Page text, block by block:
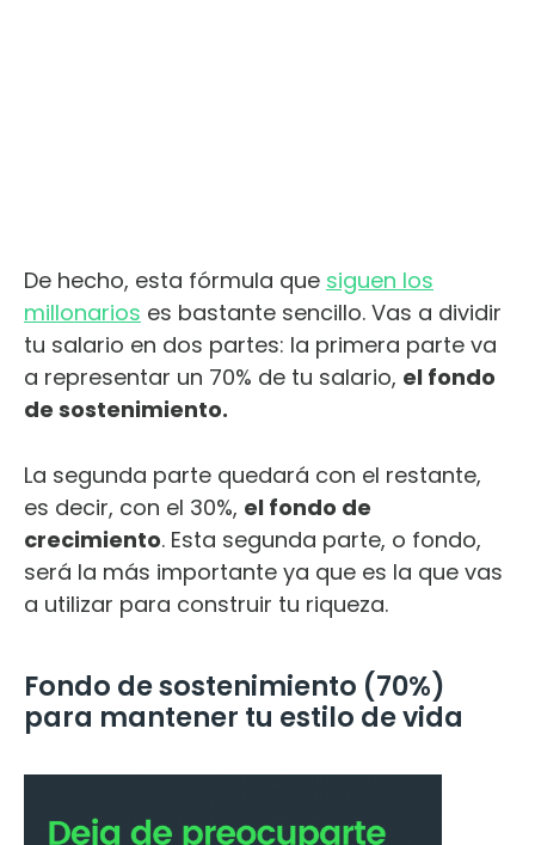
De hecho, esta fórmula que siguen los
millonarios es bastante sencillo. Vas a dividir
tu salario en dos partes: la primera parte va
a representar un 70% de tu salario, el fondo
de sostenimiento.
La segunda parte quedará con el restante,
es decir, con el 30%, el fondo de
crecimiento. Esta segunda parte, o fondo,
será la más importante ya que es la que vas
a utilizar para construir tu riqueza.
Fondo de sostenimiento (70%)
para mantener tu estilo de vida